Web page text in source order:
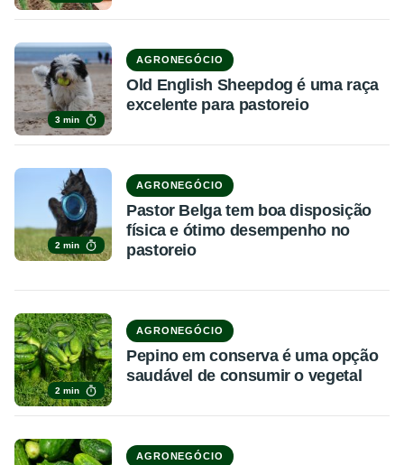
3 min
AGRONEGÓCIO
Old English Sheepdog é uma raça
excelente para pastoreio
2 min
AGRONEGÓCIO
Pastor Belga tem boa disposição
física e ótimo desempenho no
pastoreio
2 min
AGRONEGÓCIO
Pepino em conserva é uma opção
saudável de consumir o vegetal
AGRONEGÓCIO